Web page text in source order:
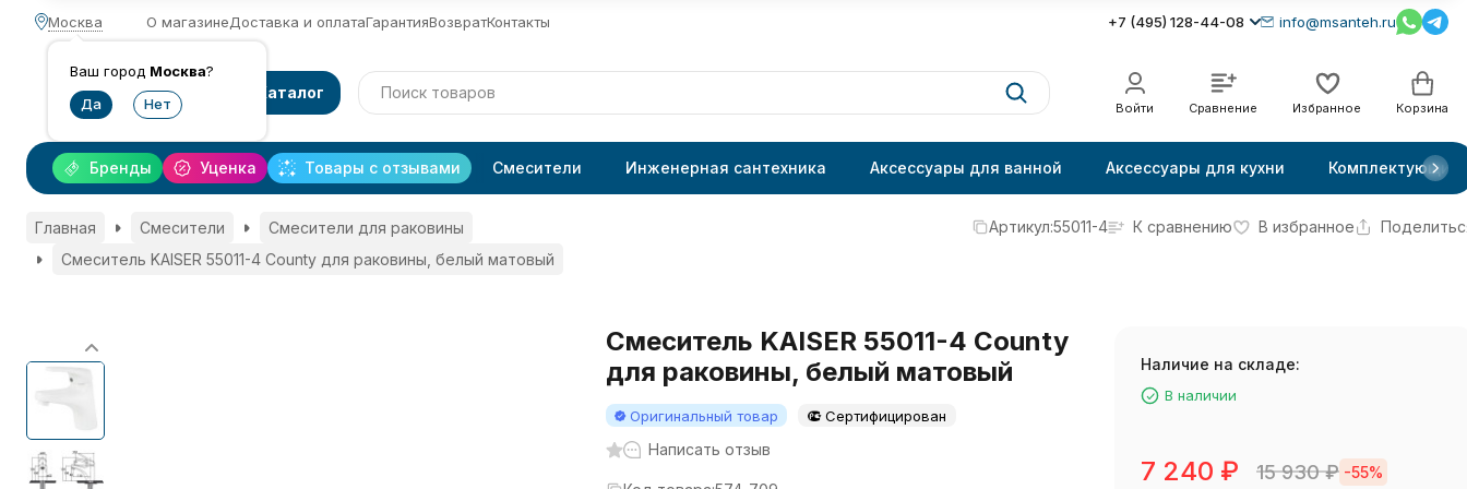
Москва
Ваш город Москва?
О магазинеДоставка и оплатаГарантияВозвратКонтакты +7 (495) 128-44-08 info@msanteh.ru
Каталог
Войти Сравнение Избранное Корзина
Уценка Товары с отзывами
Бренды Смесители Инженерная сантехника Аксессуары для ванной Аксессуары для кухни Комплектующие
Главная Смесители
Смесители для раковины
Смеситель KAISER 55011-4 County для раковины, белый матовый
Артикул:55011-4 К сравнению В избранное
Смеситель KAISER 55011-4 County
для раковины, белый матовый
Оригинальный товар Сертифицирован
Написать отзыв
Наличие на складе:
В наличии
7 240 ₽ 15 930₽ -55%